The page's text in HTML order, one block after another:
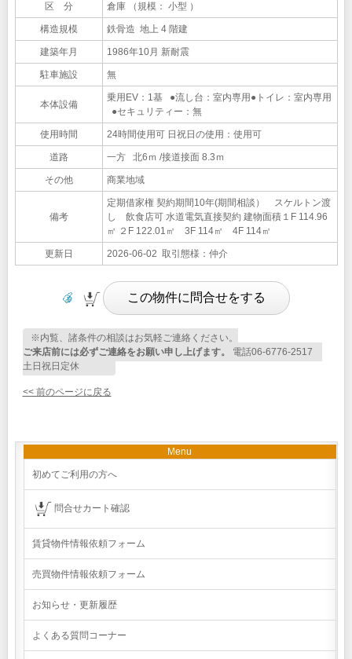
区 分 倉庫 （規模： 小型 ）
構造規模 鉄骨造 地上 4 階建
建築年月 1986年10月 新耐震
駐車施設 無
本体設備
乗用EV：1基 ●流し台：室内専用●トイレ：室内専用
●セキュリティー：無
使用時間 24時間使用可 日祝日の使用：使用可
道路 一方 北6ｍ /接道接面 8.3ｍ
その他 商業地域
備考
定期借家権 契約期間10年(期間相談） スケルトン渡
し 飲食店可 水道電気直接契約 建物面積１F 114.96
㎡ ２F 122.01㎡ 3F 114㎡ 4F 114㎡
更新日 2026-06-02 取引態様：仲介
※内覧、諸条件の相談はお気軽ご連絡ください。
ご来店前には必ずご連絡をお願い申し上げます。
電話06-6776-2517
土日祝日定休
<< 前のページに戻る
Menu
初めてご利用の方へ
問合せカート確認
賃貸物件情報依頼フォーム
売買物件情報依頼フォーム
お知らせ・更新履歴
よくある質問コーナー